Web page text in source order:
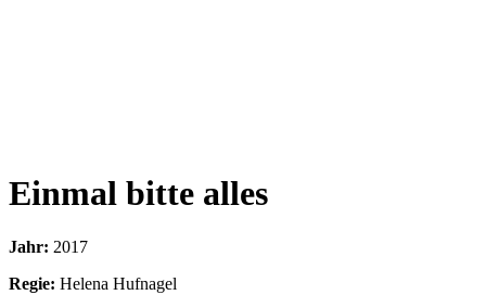
Einmal bitte alles
Jahr: 2017
Regie: Helena Hufnagel